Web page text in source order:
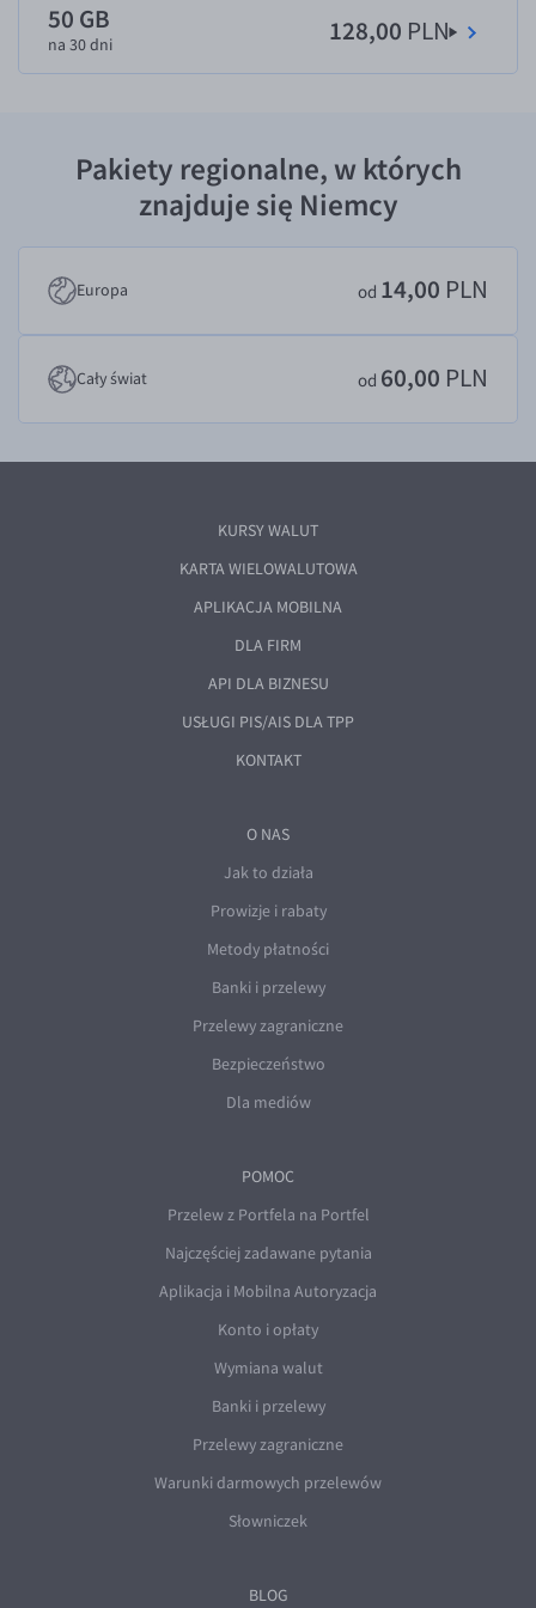
EUR/USD
EUR/GBP
EUR/CZK
EUR/CAD
50 GB
na 30 dni 128,00 PLN
Pakiety regionalne, w których
znajduje się Niemcy
Europa od 14,00 PLN
Cały świat od 60,00 PLN
KURSY WALUT
KARTA WIELOWALUTOWA
APLIKACJA MOBILNA
DLA FIRM
API DLA BIZNESU
USŁUGI PIS/AIS DLA TPP
KONTAKT
O NAS
Jak to działa
Prowizje i rabaty
Metody płatności
Banki i przelewy
Przelewy zagraniczne
Bezpieczeństwo
Dla mediów
POMOC
Przelew z Portfela na Portfel
Najczęściej zadawane pytania
Aplikacja i Mobilna Autoryzacja
Konto i opłaty
Wymiana walut
Banki i przelewy
Przelewy zagraniczne
Warunki darmowych przelewów
Słowniczek
BLOG